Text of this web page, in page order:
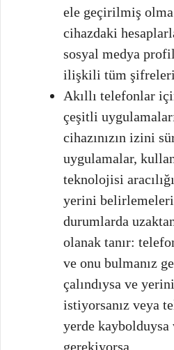
ele geçirilmiş
cihazdaki
sosyal medya
ilişkili tüm
Akıllı telefonlar
çeşitli
cihazınızın izini
uygulamalar,
teknolojisi
yerini
durumlarda
olanak tanır:
ve onu bulmanız
çalındıysa ve
istiyorsanız veya
yerde kaybolduysa
gerekiyorsa.